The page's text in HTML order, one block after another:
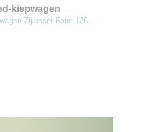
kiepwagen
Zijlosser Fans 126…